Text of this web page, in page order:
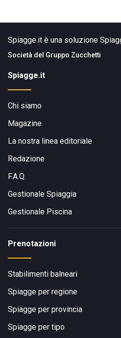
Spiagge.it è una soluzione
Società del Gruppo Zucchetti
Spiagge.it
Chi siamo
Magazine
La nostra linea editoriale
Redazione
F.A.Q.
Gestionale Spiaggia
Gestionale Piscina
Prenotazioni
Stabilimenti balneari
Spiagge per regione
Spiagge per provincia
Spiagge per tipo